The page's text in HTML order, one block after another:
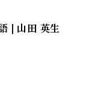
| 山田 英生